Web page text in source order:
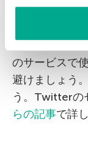
また、Twitter
ント）を持っ
のサービスで
避けましょう
う。Twitterの
らの記事で詳